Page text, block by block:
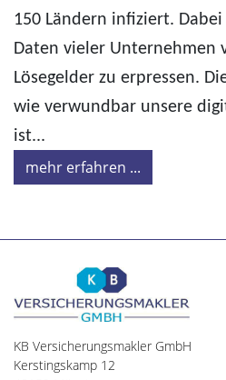
Lösegelder zu erpressen.
wie verwundbar unsere
mehr erfahren ...
Kerstingskamp 12
48159 Münster